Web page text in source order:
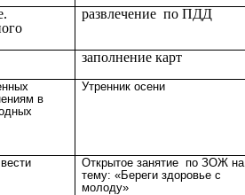
развлечение по ПДД
заполнение карт
в
Утренник осени
Открытое занятие по ЗОЖ на
тему: «Береги здоровье с
молоду»